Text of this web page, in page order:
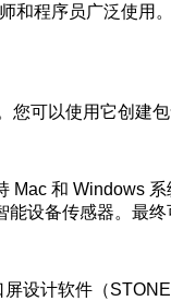
和程序员广泛使用
您可以使用它创建
Mac 和 Windows
设备传感器。最终
设计软件（